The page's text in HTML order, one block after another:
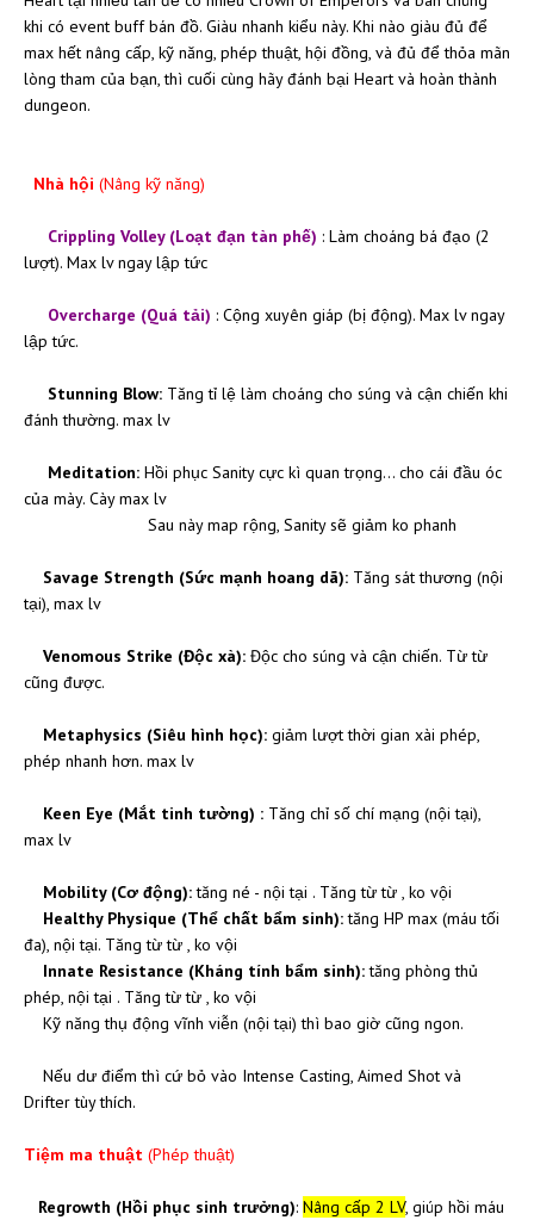
khi có event buff bán đồ. Giàu nhanh kiểu này. Khi nào giàu đủ để
max hết nâng cấp, kỹ năng, phép thuật, hội đồng, và đủ để thỏa mãn
lòng tham của bạn, thì cuối cùng hãy đánh bại Heart và hoàn thành
dungeon.
Nhà hội (Nâng kỹ năng)
Crippling Volley (Loạt đạn tàn phế) : Làm choáng bá đạo (2
lượt). Max lv ngay lập tức
Overcharge (Quá tải) : Cộng xuyên giáp (bị động). Max lv ngay
lập tức.
Stunning Blow: Tăng tỉ lệ làm choáng cho súng và cận chiến khi
đánh thường. max lv
Meditation: Hồi phục Sanity cực kì quan trọng... cho cái đầu óc
của mày. Cày max lv
Sau này map rộng, Sanity sẽ giảm ko phanh
Savage Strength (Sức mạnh hoang dã): Tăng sát thương (nội
tại), max lv
Venomous Strike (Độc xà): Độc cho súng và cận chiến. Từ từ
cũng được.
Metaphysics (Siêu hình học): giảm lượt thời gian xài phép,
phép nhanh hơn. max lv
Keen Eye (Mắt tinh tường) : Tăng chỉ số chí mạng (nội tại),
max lv
Mobility (Cơ động):tăng né - nội tại . Tăng từ từ , ko vội
Healthy Physique (Thể chất bẩm sinh):tăng HP max (máu tối
đa), nội tại. Tăng từ từ , ko vội
Innate Resistance (Kháng tính bẩm sinh):tăng phòng thủ
phép, nội tại . Tăng từ từ , ko vội
Kỹ năng thụ động vĩnh viễn (nội tại) thì bao giờ cũng ngon.
Nếu dư điểm thì cứ bỏ vào Intense Casting, Aimed Shot và
Drifter tùy thích.
Tiệm ma thuật (Phép thuật)
Regrowth (Hồi phục sinh trưởng): Nâng cấp 2 LV, giúp hồi máu